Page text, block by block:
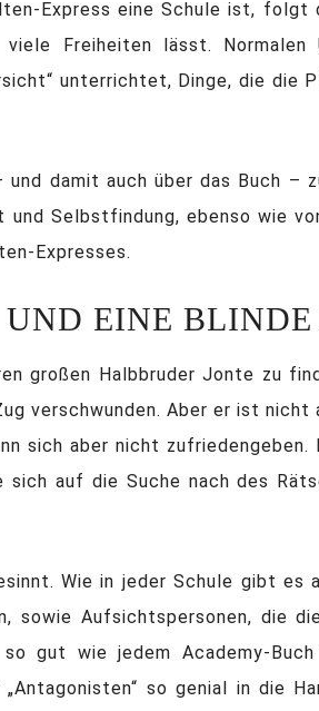
Express eine Schule ist, folgt
Freiheiten lässt.
unterrichtet, Dinge, die die
damit auch über das Buch –
Selbstfindung, ebenso wie
Expresses.
EINE BLINDE
großen Halbbruder Jonte zu
verschwunden. Aber er ist nicht
sich aber nicht zufriedengeben.
auf die Suche nach des
Wie in jeder Schule gibt es
Aufsichtspersonen, die
gut wie jedem Academy-
so genial in die